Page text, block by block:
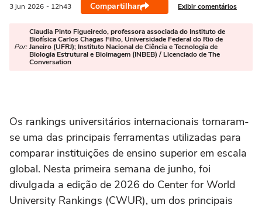
3 jun 2026 - 12h43 Compartilhar Exibir comentários
Por:
Claudia Pinto Figueiredo, professora associada do Instituto de
Biofísica Carlos Chagas Filho, Universidade Federal do Rio de
Janeiro (UFRJ); Instituto Nacional de Ciência e Tecnologia de
Biologia Estrutural e Bioimagem (INBEB) / Licenciado de The
Conversation
Os rankings universitários internacionais tornaram-
se uma das principais ferramentas utilizadas para
comparar instituições de ensino superior em escala
global. Nesta primeira semana de junho, foi
divulgada a edição de 2026 do Center for World
University Rankings (CWUR), um dos principais